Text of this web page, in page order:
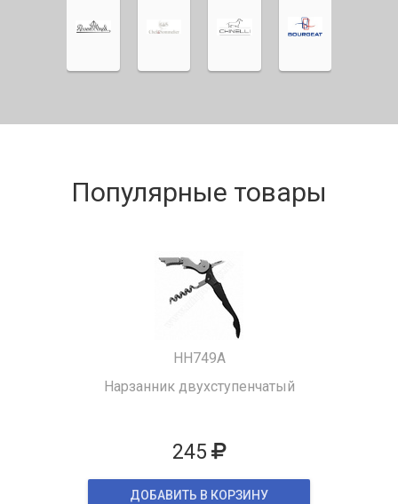
Популярные товары
HH749A
Нарзанник двухступенчатый
245
ДОБАВИТЬ В КОРЗИНУ